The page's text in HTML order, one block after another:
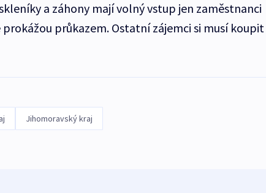
a záhony mají volný vstup jen zaměstnanci
průkazem. Ostatní zájemci si musí koupit
Jihomoravský kraj